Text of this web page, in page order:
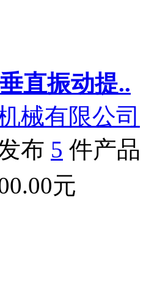
直振动提..
械有限公司
布 5 件产品
元